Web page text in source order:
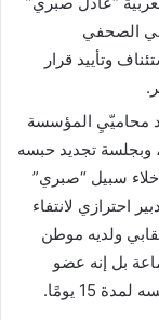
الصحفي
وتأييد قرار
محاميّيِ المؤسسة
وبجلسة تجديد حبسه
سبيل “صبري”
احترازي لانتفاء
ولديه موطن
بل إنه عضو
15 يومًا.